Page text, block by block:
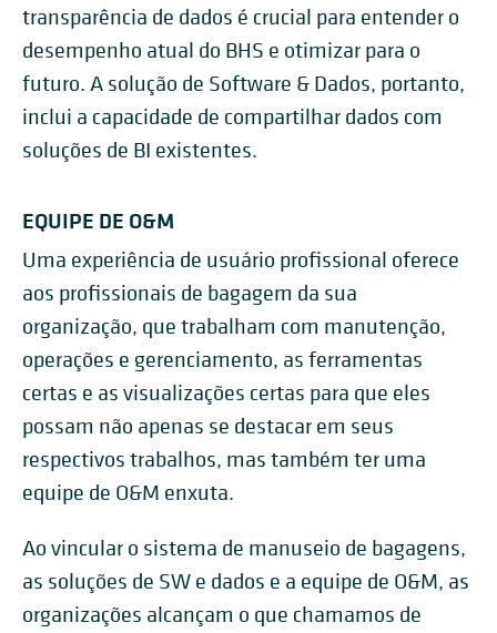
transparência de dados é crucial para entender o
desempenho atual do BHS e otimizar para o
futuro. A solução de Software & Dados, portanto,
inclui a capacidade de compartilhar dados com
soluções de BI existentes.
EQUIPE DE O&M
Uma experiência de usuário profissional oferece
aos profissionais de bagagem da sua
organização, que trabalham com manutenção,
operações e gerenciamento, as ferramentas
certas e as visualizações certas para que eles
possam não apenas se destacar em seus
respectivos trabalhos, mas também ter uma
equipe de O&M enxuta.
Ao vincular o sistema de manuseio de bagagens,
as soluções de SW e dados e a equipe de O&M, as
organizações alcançam o que chamamos de